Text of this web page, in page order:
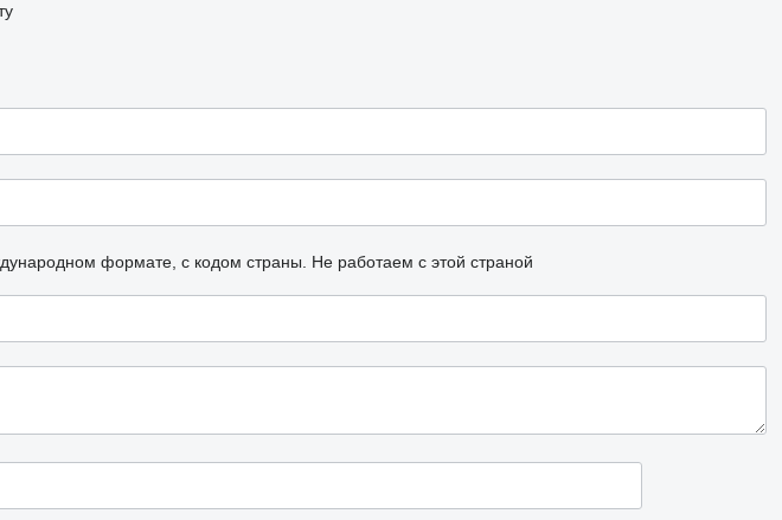
формате, с кодом страны. Не работаем с этой страной